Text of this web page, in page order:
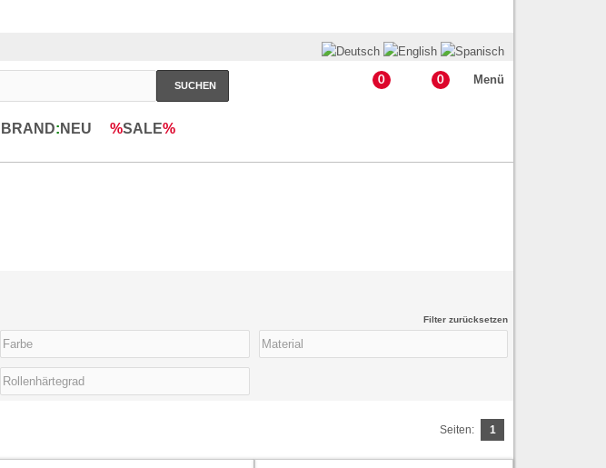
SUCHEN Menü
0 0
BRAND: NEU %SALE%
Filter zurücksetzen
Seiten: 1